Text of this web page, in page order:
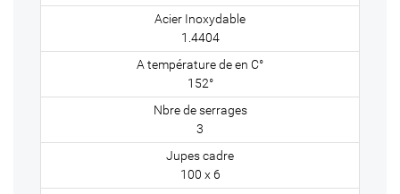
1.4404
152°
3
100 x 6